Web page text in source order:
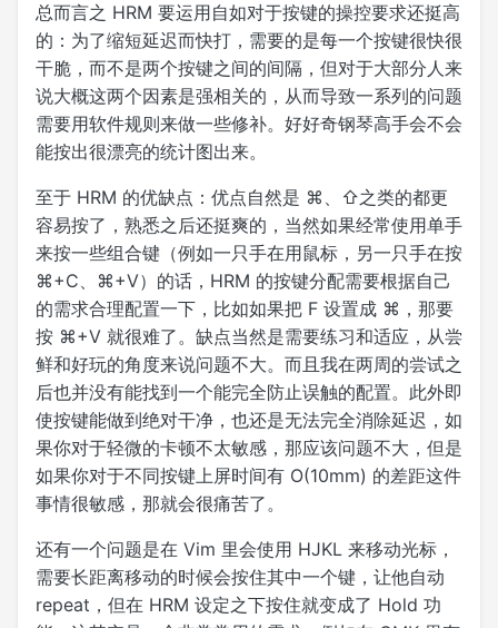
总而言之 HRM 要运用自如对于按键的操控要求还挺高
的：为了缩短延迟而快打，需要的是每一个按键很快很
干脆，而不是两个按键之间的间隔，但对于大部分人来
说大概这两个因素是强相关的，从而导致一系列的问题
需要用软件规则来做一些修补。好好奇钢琴高手会不会
能按出很漂亮的统计图出来。
至于 HRM 的优缺点：优点自然是 ⌘、⇧之类的都更
容易按了，熟悉之后还挺爽的，当然如果经常使用单手
来按一些组合键（例如一只手在用鼠标，另一只手在按
⌘+C、⌘+V）的话，HRM 的按键分配需要根据自己
的需求合理配置一下，比如如果把 F 设置成 ⌘，那要
按 ⌘+V 就很难了。缺点当然是需要练习和适应，从尝
鲜和好玩的角度来说问题不大。而且我在两周的尝试之
后也并没有能找到一个能完全防止误触的配置。此外即
使按键能做到绝对干净，也还是无法完全消除延迟，如
果你对于轻微的卡顿不太敏感，那应该问题不大，但是
如果你对于不同按键上屏时间有 O(10mm) 的差距这件
事情很敏感，那就会很痛苦了。
还有一个问题是在 Vim 里会使用 HJKL 来移动光标，
需要长距离移动的时候会按住其中一个键，让他自动
repeat，但在 HRM 设定之下按住就变成了 Hold 功